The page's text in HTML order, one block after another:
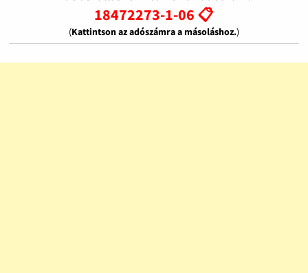
18472273-1-06 📋
(Kattintson az adószámra a másoláshoz.)